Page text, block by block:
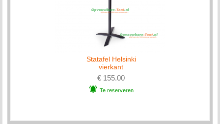
Statafel Helsinki
vierkant
€ 155.00
Te reserveren